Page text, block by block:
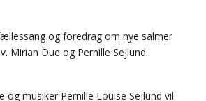
og foredrag om nye salmer
Mirian Due og Pernille Sejlund.
og musiker Pernille Louise Sejlund vil